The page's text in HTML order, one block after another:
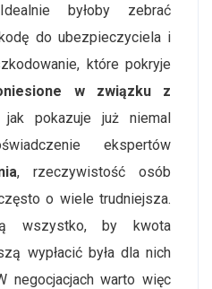
byłoby zebrać
do ubezpieczyciela i
które pokryje
w związku z
jak pokazuje już niemal
ekspertów
, rzeczywistość osób
o wiele trudniejsza.
wszystko, by kwota
wypłacić była dla nich
negocjacjach warto więc